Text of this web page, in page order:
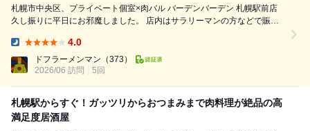
札幌市中央区、プライベート個室×肉バル バーデンバーデン 札幌駅前店
久し振りに平日にお邪魔しました。 店内はサラリーマンの方などで賑わ
た。 ナポリタン ソーセージ、玉ねぎ、ピーマンが入っていてケチャッ
プ...
4.0
ドフラーメンマン （373）
2026/06 訪問
5回
札幌駅からすぐ！ガッツリからおつまみまで肉料理が絶品の高
満足度居酒屋